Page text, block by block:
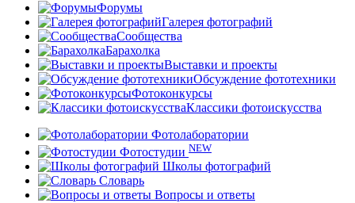
Форумы
Галерея фотографий
Сообщества
Барахолка
Выставки и проекты
Обсуждение фототехники
Фотоконкурсы
Классики фотоискусства
Фотолаборатории
Фотостудии NEW
Школы фотографий
Словарь
Вопросы и ответы